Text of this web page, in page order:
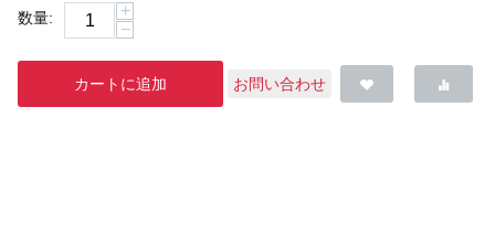
数量:
+
−
カートに追加 お問い合わせ